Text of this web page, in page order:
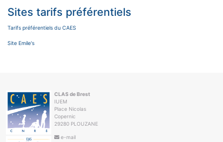
Sites tarifs préférentiels
Tarifs préférentiels du CAES
Site Emile's
CLAS de Brest
IUEM
Place Nicolas
Copernic
29280 PLOUZANE
e-mail